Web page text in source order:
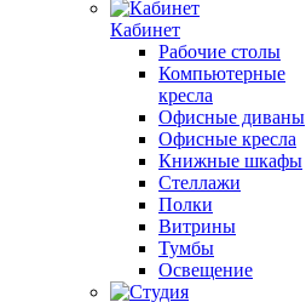
Кабинет
Рабочие столы
Компьютерные
кресла
Офисные диваны
Офисные кресла
Книжные шкафы
Стеллажи
Полки
Витрины
Тумбы
Освещение